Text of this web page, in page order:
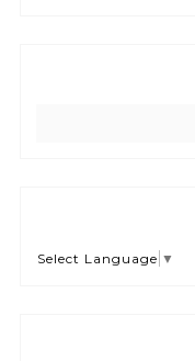
Select Language ▼